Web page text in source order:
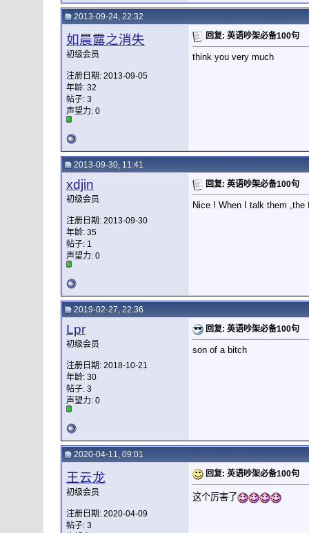
2013-09-24, 22:32
如晨露之消失
初级会员
注册日期: 2013-09-05
年龄: 32
帖子: 3
声望力: 0
回复: 英语吵架必备100句
think you very much
2013-09-30, 11:41
xdjin
初级会员
注册日期: 2013-09-30
年龄: 35
帖子: 1
声望力: 0
回复: 英语吵架必备100句
Nice ! When I talk them ,the
2019-02-27, 22:36
Lpr
初级会员
注册日期: 2018-10-21
年龄: 30
帖子: 3
声望力: 0
回复: 英语吵架必备100句
son of a bitch
2020-04-11, 09:01
王云龙
初级会员
注册日期: 2020-04-09
帖子: 3
回复: 英语吵架必备100句
这个厉害了